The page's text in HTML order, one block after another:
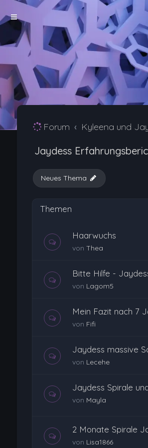
Forum Kyleena und
Jaydess
Neues Thema
Themen
Haarwuchs
von Thea
Bitte Hilfe -
von Lagom5
Mein Fazit nach 7
von Fifi
Jaydess massive
von Lecehe
Jaydess Spirale
von Mayla
2 Monate Spirale
von Lisa1866